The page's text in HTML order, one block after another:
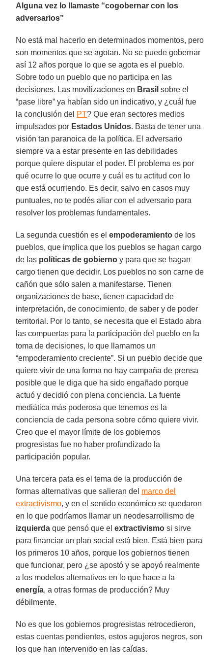
Alguna vez lo llamaste “cogobernar con los
adversarios”
No está mal hacerlo en determinados momentos, pero
son momentos que se agotan. No se puede gobernar
así 12 años porque lo que se agota es el pueblo.
Sobre todo un pueblo que no participa en las
decisiones. Las movilizaciones en Brasil sobre el
“pase libre” ya habían sido un indicativo, y ¿cuál fue
la conclusión del PT? Que eran sectores medios
impulsados por Estados Unidos. Basta de tener una
visión tan paranoica de la política. El adversario
siempre va a estar presente en las debilidades
porque quiere disputar el poder. El problema es por
qué ocurre lo que ocurre y cuál es tu actitud con lo
que está ocurriendo. Es decir, salvo en casos muy
puntuales, no te podés aliar con el adversario para
resolver los problemas fundamentales.
La segunda cuestión es elempoderamiento de los
pueblos, que implica que los pueblos se hagan cargo
de las políticas de gobierno y para que se hagan
cargo tienen que decidir. Los pueblos no son carne de
cañón que sólo salen a manifestarse. Tienen
organizaciones de base, tienen capacidad de
interpretación, de conocimiento, de saber y de poder
territorial. Por lo tanto, se necesita que el Estado abra
las compuertas para la participación del pueblo en la
toma de decisiones, lo que llamamos un
“empoderamiento creciente”. Si un pueblo decide que
quiere vivir de una forma no hay campaña de prensa
posible que le diga que ha sido engañado porque
actuó y decidió con plena conciencia. La fuente
mediática más poderosa que tenemos es la
conciencia de cada persona sobre cómo quiere vivir.
Creo que el mayor límite de los gobiernos
progresistas fue no haber profundizado la
participación popular.
Una tercera pata es el tema de la producción de
formas alternativas que salieran del marco del
extractivismo, y en el sentido económico se quedaron
en lo que podríamos llamar un neodesarrollismo de
izquierda que pensó que elextractivismo si sirve
para financiar un plan social está bien. Está bien para
los primeros 10 años, porque los gobiernos tienen
que funcionar, pero ¿se apostó y se apoyó realmente
a los modelos alternativos en lo que hace a la
energía, a otras formas de producción? Muy
débilmente.
No es que los gobiernos progresistas retrocedieron,
estas cuentas pendientes, estos agujeros negros, son
los que han intervenido en las caídas.